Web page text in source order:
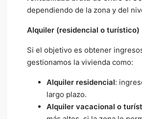
dependiendo de la zona y del
Alquiler (residencial o turístico)
Si el objetivo es obtener
gestionamos la vivienda como:
Alquiler residencial:
largo plazo.
Alquiler vacacional o